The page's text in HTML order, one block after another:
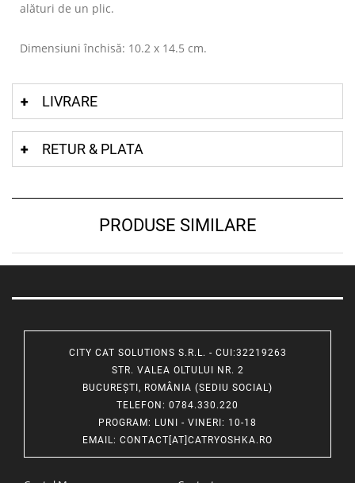
alături de un plic.
Dimensiuni închisă: 10.2 x 14.5 cm.
LIVRARE
RETUR & PLATA
PRODUSE SIMILARE
CITY CAT SOLUTIONS S.R.L. - CUI:32219263
STR. VALEA OLTULUI NR. 2
BUCUREȘTI, ROMÂNIA (SEDIU SOCIAL)
TELEFON : 0784.330.220
PROGRAM: LUNI - VINERI: 10-18
EMAIL: CONTACT[AT]CATRYOSHKA.RO